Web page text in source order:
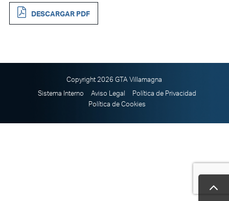
DESCARGAR PDF
Copyright 2026 GTA Villamagna
Sistema Interno Aviso Legal
Política de Privacidad
Política de Cookies